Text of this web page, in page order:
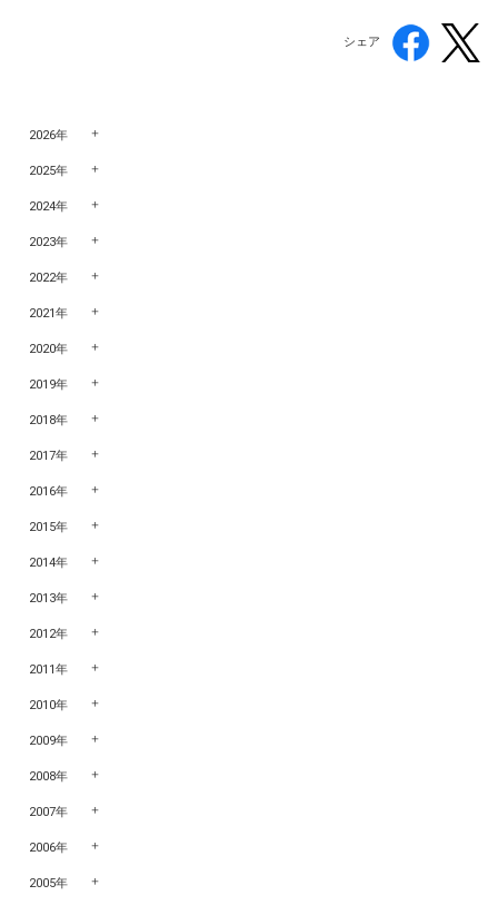
シェア
2026年
2025年
2024年
2023年
2022年
2021年
2020年
2019年
2018年
2017年
2016年
2015年
2014年
2013年
2012年
2011年
2010年
2009年
2008年
2007年
2006年
2005年